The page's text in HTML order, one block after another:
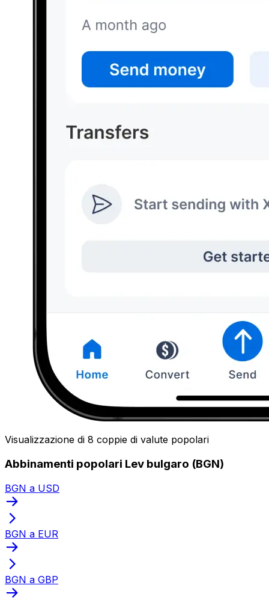
Visualizzazione di 8 coppie di valute popolari
Abbinamenti popolari Lev bulgaro (BGN)
BGN a USD
BGN a EUR
BGN a GBP